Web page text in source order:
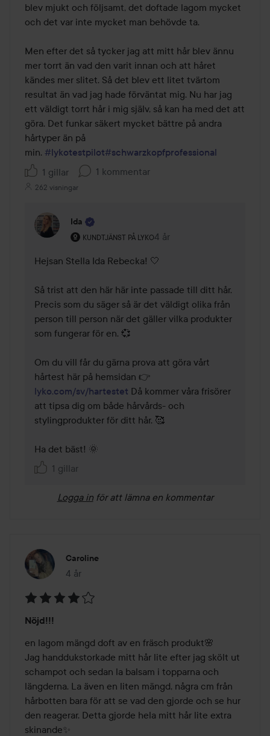
5
blev mjukt och följsamt, det doftade lagom mycket
och det var inte mycket man behövde ta.
Men efter det så tycker jag att mitt hår blev ännu
mer torrt än vad den varit innan och att håret
kändes mer slitet. Så det blev ett litet tvärtom
resultat än vad jag hade förväntat mig. Nu har jag
ett väldigt torrt hår i mig själv, så kan ha med det att
göra. Det funkar säkert mycket bättre på andra
hårtyper än på
min. #lykotestpilot#schwarzkopfprofessional
1 gillar
1 kommentar
262 visningar
Ida
KUNDTJÄNST PÅ LYKO
Användarens roll: Kundtjänst på Lyko.
4 år
Kommentaren lades 4 år
Hejsan Stella Ida Rebecka! 🤍
Så trist att den här här inte passade till ditt hår.
Precis som du säger så är det väldigt olika från
person till person när det gäller vilka produkter
som fungerar för en. 💞
Om du vill får du gärna prova att göra vårt
lyko.com/sv/hartestet Då kommer våra frisörer
att tipsa dig om både hårvårds- och
stylingprodukter för ditt hår. 🥰
Ha det bäst! 🌞
1 gillar
Logga in för att lämna en kommentar
Caroline
4 år
Inlägget skapades 4 år
4
av
5
Nöjd!!!
en lagom mängd doft av en fräsch produkt🌸
Jag handdukstorkade mitt hår lite efter jag skölt ut
schampot och sedan la balsam i topparna och
längderna. La även en liten mängd, några cm från
hårbotten bara för att se vad den gjorde och se hur
den reagerar. Detta gjorde hela mitt hår lite extra
skinande✨